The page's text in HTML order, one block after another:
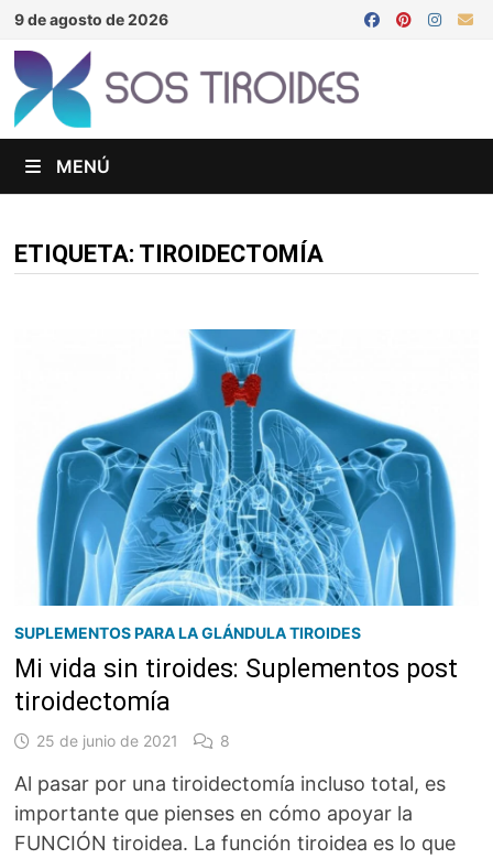
Saltar
contenido
9 de agosto de 2026
MENÚ
ETIQUETA: TIROIDECTOMÍA
SUPLEMENTOS PARA LA GLÁNDULA TIROIDES
Mi vida sin tiroides: Suplementos post
tiroidectomía
25 de junio de 2021 8
Al pasar por una tiroidectomía incluso total, es
importante que pienses en cómo apoyar la
FUNCIÓN tiroidea. La función tiroidea es lo que